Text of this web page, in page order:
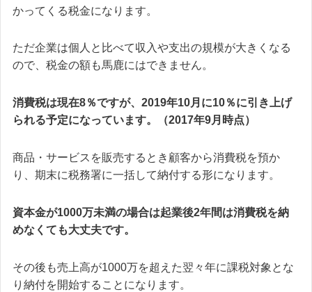
かってくる税金になります。
ただ企業は個人と比べて収入や支出の規模が大きくなる
ので、税金の額も馬鹿にはできません。
消費税は現在8％ですが、2019年10月に10％に引き上げ
られる予定になっています。（2017年9月時点）
商品・サービスを販売するとき顧客から消費税を預か
り、期末に税務署に一括して納付する形になります。
資本金が1000万未満の場合は起業後2年間は消費税を納
めなくても大丈夫です。
その後も売上高が1000万を超えた翌々年に課税対象とな
り納付を開始することになります。